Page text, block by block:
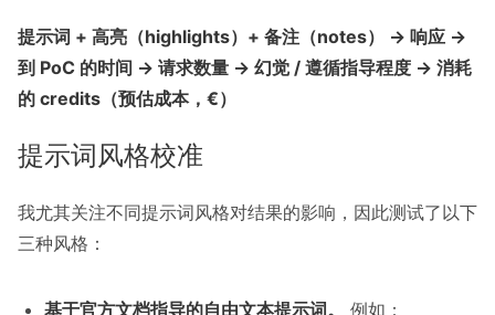
提示词 + 高亮（highlights）+ 备注（notes） → 响应 →
到 PoC 的时间 → 请求数量 → 幻觉 / 遵循指导程度 → 消耗
的 credits（预估成本，€）
提示词风格校准
我尤其关注不同提示词风格对结果的影响，因此测试了以下
三种风格：
基于官方文档指导的自由文本提示词。 例如：